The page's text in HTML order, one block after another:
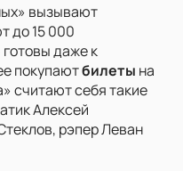
вызывают
до 15 000
даже к
покупаютбилеты на
считают себя такие
Алексей
рэпер Леван